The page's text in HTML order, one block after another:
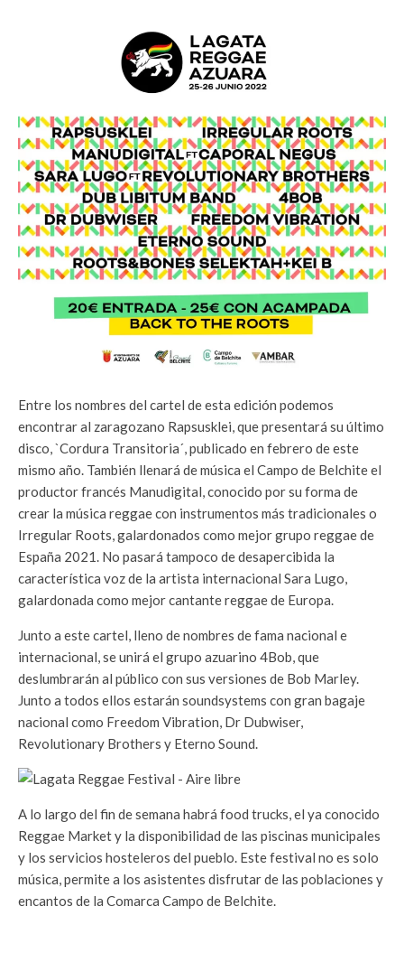
Entre los nombres del cartel de esta edición podemos
encontrar al zaragozano Rapsusklei, que presentará su último
disco, `Cordura Transitoria´, publicado en febrero de este
mismo año. También llenará de música el Campo de Belchite el
productor francés Manudigital, conocido por su forma de
crear la música reggae con instrumentos más tradicionales o
Irregular Roots, galardonados como mejor grupo reggae de
España 2021. No pasará tampoco de desapercibida la
característica voz de la artista internacional Sara Lugo,
galardonada como mejor cantante reggae de Europa.
Junto a este cartel, lleno de nombres de fama nacional e
internacional, se unirá el grupo azuarino 4Bob, que
deslumbrarán al público con sus versiones de Bob Marley.
Junto a todos ellos estarán soundsystems con gran bagaje
nacional como Freedom Vibration, Dr Dubwiser,
Revolutionary Brothers y Eterno Sound.
A lo largo del fin de semana habrá food trucks, el ya conocido
Reggae Market y la disponibilidad de las piscinas municipales
y los servicios hosteleros del pueblo. Este festival no es solo
música, permite a los asistentes disfrutar de las poblaciones y
encantos de la Comarca Campo de Belchite.